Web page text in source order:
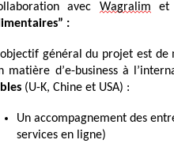
avec Wagralim et
:
général du projet est
matière d’e-business à
(U-K, Chine et USA) :
Un accompagnement des
services en ligne)